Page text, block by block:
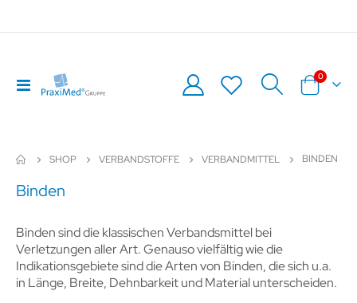
Navigation
umschalten
Warenkorb
0Artikel
SHOP VERBANDSTOFFE VERBANDMITTEL BINDEN
Binden
Binden sind die klassischen Verbandsmittel bei
Verletzungen aller Art. Genauso vielfältig wie die
Indikationsgebiete sind die Arten von Binden, die sich u.a.
in Länge, Breite, Dehnbarkeit und Material unterscheiden.